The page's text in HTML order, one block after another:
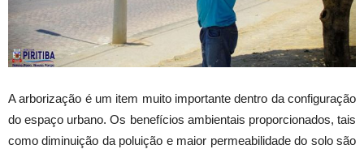
A arborização é um item muito importante dentro da configuração
do espaço urbano. Os benefícios ambientais proporcionados, tais
como diminuição da poluição e maior permeabilidade do solo são